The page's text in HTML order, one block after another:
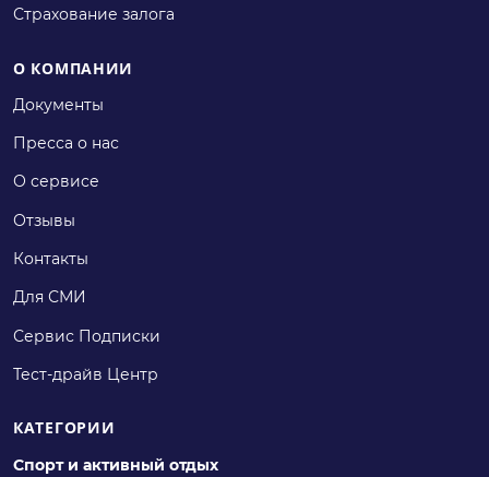
Страхование залога
О КОМПАНИИ
Документы
Пресса о нас
О сервисе
Отзывы
Контакты
Для СМИ
Сервис Подписки
Тест-драйв Центр
КАТЕГОРИИ
Спорт и активный отдых